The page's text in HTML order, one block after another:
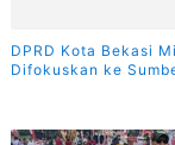
DPRD Kota Bekasi
Difokuskan ke